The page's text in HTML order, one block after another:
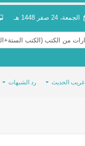
الجمعة، 24 صفر 1448 هـ
غريب الحديث رد الشبهات